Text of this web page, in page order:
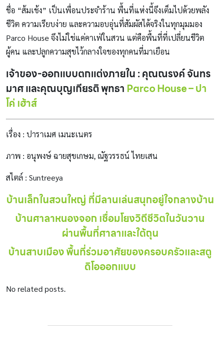
ชื่อ “ส้มเช้ง” เป็นเพื่อนประจำร้าน พื้นที่แห่งนี้จึงเต็มไปด้วยพลัง
ชีวิต ความเรียบง่าย และความอบอุ่นที่สัมผัสได้จริงในทุกมุมมอง
Parco House จึงไม่ใช่แค่คาเฟ่ในสวน แต่คือพื้นที่ที่เปลี่ยนชีวิต
ผู้คน และปลูกความสุขไว้กลางใจของทุกคนที่มาเยือน
เจ้าของ-ออกแบบตกแต่งภายใน : คุณณรงค์ จันทร
มาศ และคุณบุญเกียรติ พุทธาParco House – ปา
โค่ เฮ้าส์
เรื่อง : ปาราเมศ เมนะเนตร
ภาพ : อนุพงษ์ ฉายสุขเกษม, ณัฐวรรธน์ ไทยเสน
สไตล์ : Suntreeya
บ้านเล็กในสวนใหญ่ ที่มีลานเล่นสนุกอยู่ใจกลางบ้าน
บ้านศาลาหนองจอก เชื่อมโยงวิถีชีวิตในวันวาน
ผ่านพื้นที่ศาลาและใต้ถุน
บ้านสาบเมือง พื้นที่ร่วมอาศัยของครอบครัวและสตู
ดิโอออกแบบ
No related posts.